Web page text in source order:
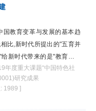
教育数字化转型实践的基础
环境、新资源、新应用和新
究方向，以期能对教育数字
国教育变革与发展的基本趋
比,新时代所提出的"五育并
新时代带来的是"教育新体
理念""育人思维"和"育人能
态",它们同时构成了破解"五
年度重大课题“中国特色社
研究成果
1989 ]